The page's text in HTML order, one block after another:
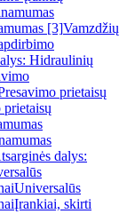
[3]Vamzdžių
Hidraulinių
prietaisų
prietaisų
dalys:
Universalūs
Įrankiai, skirti